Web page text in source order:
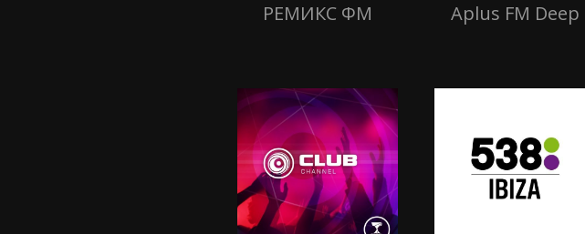
РЕМИКС ФМ Aplus FM Deep